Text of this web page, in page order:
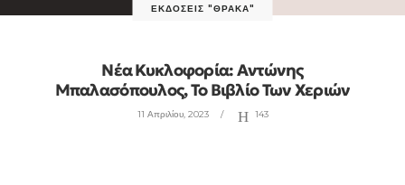
ΕΚΔΌΣΕΙΣ "ΘΡΆΚΑ"
Νέα Κυκλοφορία: Αντώνης
Μπαλασόπουλος, Το Βιβλίο Των Χεριών
11 Απριλίου, 2023 143